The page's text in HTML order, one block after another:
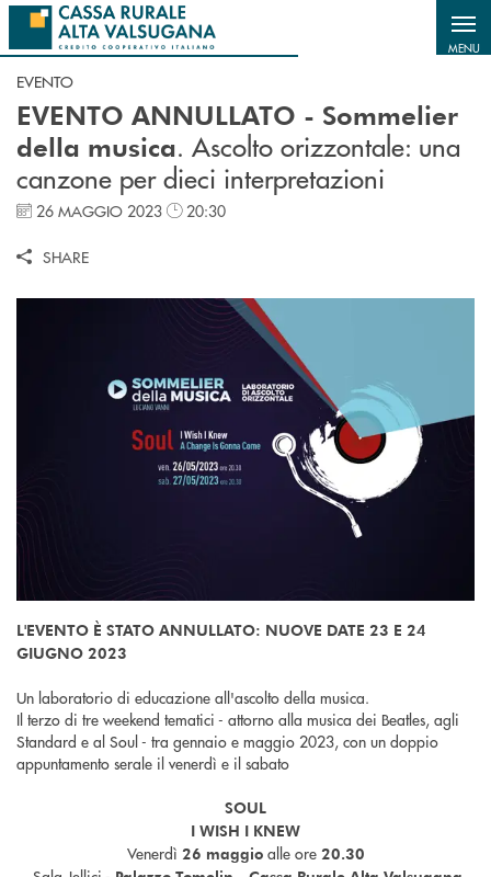
Salta al contenuto principale
MENU
EVENTO
EVENTO ANNULLATO - Sommelier
della musica. Ascolto orizzontale: una
canzone per dieci interpretazioni
26 MAGGIO 2023 20:30
SHARE
L'EVENTO È STATO ANNULLATO: NUOVE DATE 23 E 24
GIUGNO 2023
Un laboratorio di educazione all'ascolto della musica.
Il terzo di tre weekend tematici - attorno alla musica dei Beatles, agli
Standard e al Soul - tra gennaio e maggio 2023, con un doppio
appuntamento serale il venerdì e il sabato
SOUL
I WISH I KNEW
Venerdì 26 maggioalle ore 20.30